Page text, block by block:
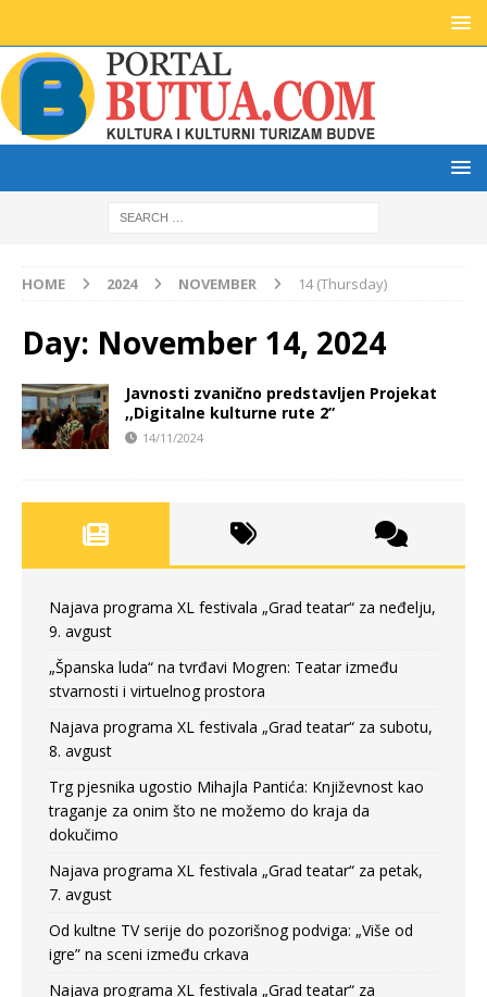
HOME 2024 NOVEMBER 14 (Thursday)
Day: November 14, 2024
Javnosti zvanično predstavljen Projekat
,,Digitalne kulturne rute 2”
14/11/2024
Najava programa XL festivala „Grad teatar“ za neđelju,
9. avgust
„Španska luda“ na tvrđavi Mogren: Teatar između
stvarnosti i virtuelnog prostora
Najava programa XL festivala „Grad teatar“ za subotu,
8. avgust
Trg pjesnika ugostio Mihajla Pantića: Književnost kao
traganje za onim što ne možemo do kraja da
dokučimo
Najava programa XL festivala „Grad teatar“ za petak,
7. avgust
Od kultne TV serije do pozorišnog podviga: „Više od
igre” na sceni između crkava
Najava programa XL festivala „Grad teatar“ za